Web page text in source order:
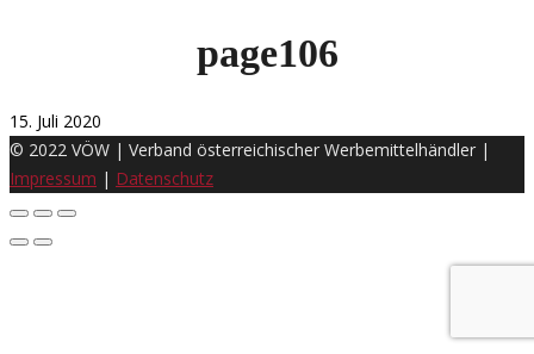
page106
15. Juli 2020
© 2022 VÖW | Verband österreichischer Werbemittelhändler |
Impressum | Datenschutz